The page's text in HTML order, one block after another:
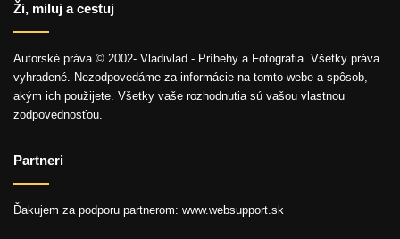
Ži, miluj a cestuj
Autorské práva © 2002- Vladivlad - Príbehy a Fotografia. Všetky práva
vyhradené. Nezodpovedáme za informácie na tomto webe a spôsob,
akým ich použijete. Všetky vaše rozhodnutia sú vašou vlastnou
zodpovednosťou.
Partneri
Ďakujem za podporu partnerom: www.websupport.sk